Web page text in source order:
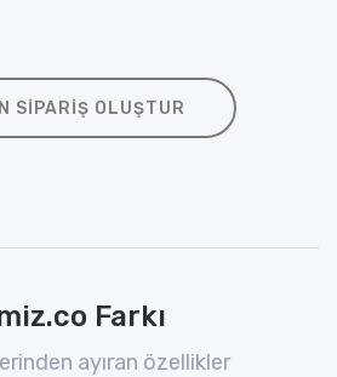
SIPARIŞ OLUŞTUR
Farkı
ayıran özellikler